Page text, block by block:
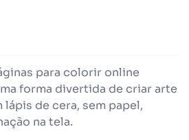
para colorir online
forma divertida de criar arte
de cera, sem papel,
na tela.